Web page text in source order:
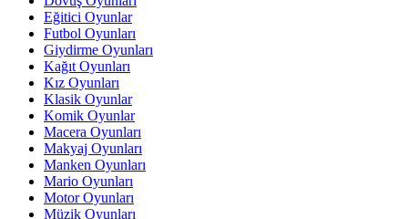
Eğitici Oyunlar
Futbol Oyunları
Giydirme Oyunları
Kağıt Oyunları
Kız Oyunları
Klasik Oyunlar
Komik Oyunlar
Macera Oyunları
Makyaj Oyunları
Manken Oyunları
Mario Oyunları
Motor Oyunları
Müzik Oyunları